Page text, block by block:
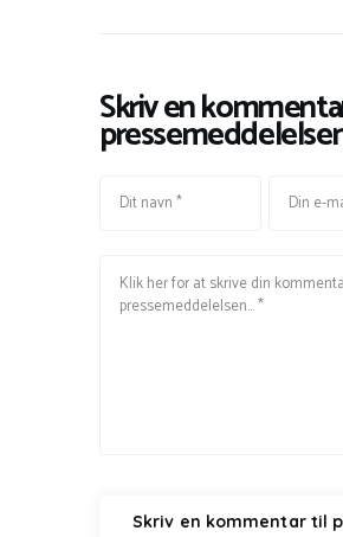
Skriv en